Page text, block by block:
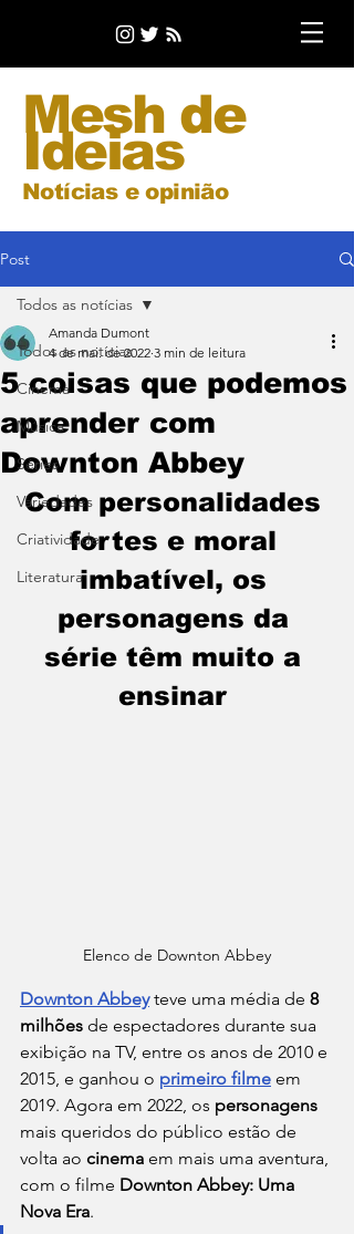
Mesh de
Ideias
Notícias e opinião
Post
Todos as notícias
Cinema
Música
Séries
Variedades
Criatividade
Literatura
Todos as notícias
5 coisas que podemos
aprender com
Downton Abbey
Amanda Dumont
4 de mai. de 2022 3 min de leitura
Com personalidades
fortes e moral
imbatível, os
personagens da
série têm muito a
ensinar
Elenco de Downton Abbey
Downton Abbey teve uma média de 8
milhões de espectadores durante sua
exibição na TV, entre os anos de 2010 e
2015, e ganhou o primeiro filme em
2019. Agora em 2022, os personagens
mais queridos do público estão de
volta ao cinema em mais uma aventura,
com o filme Downton Abbey: Uma
Nova Era.